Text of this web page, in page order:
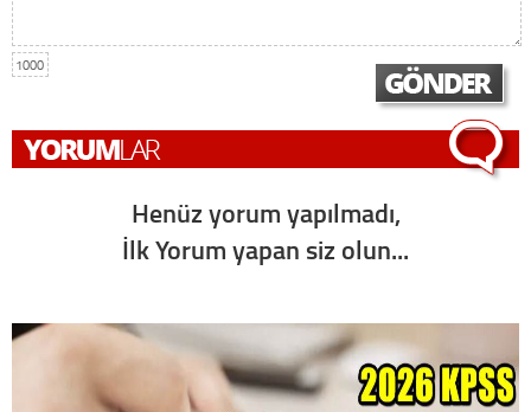
1000
Henüz yorum yapılmadı,
İlk Yorum yapan siz olun...